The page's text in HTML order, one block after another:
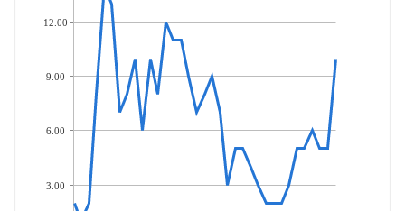
12.00
9.00
6.00
3.00